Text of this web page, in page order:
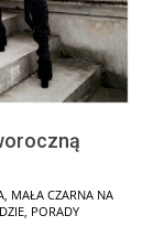
, MAŁA CZARNA NA
, PORADY